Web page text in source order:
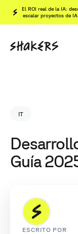
El ROI real de la IA:
escalar proyectos de
IT
Guía
ESCRITO POR